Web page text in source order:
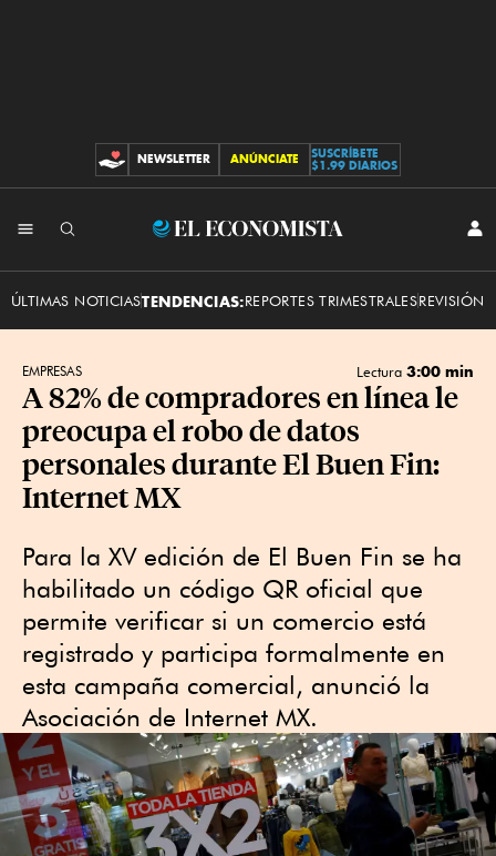
CONTRIBUCIONES
NEWSLETTER ANÚNCIATE
SUSCRÍBETE
$1.99 DIARIOS
El
ÚLTIMAS NOTICIASTENDENCIAS:REPORTES TRIMESTRALESREVISIÓN
EMPRESAS Lectura 3:00 min
A 82% de compradores en línea le
preocupa el robo de datos
personales durante El Buen Fin:
Internet MX
Para la XV edición de El Buen Fin se ha
habilitado un código QR oficial que
permite verificar si un comercio está
registrado y participa formalmente en
esta campaña comercial, anunció la
Asociación de Internet MX.